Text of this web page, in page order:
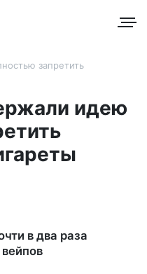
запретить
идею
в два раза